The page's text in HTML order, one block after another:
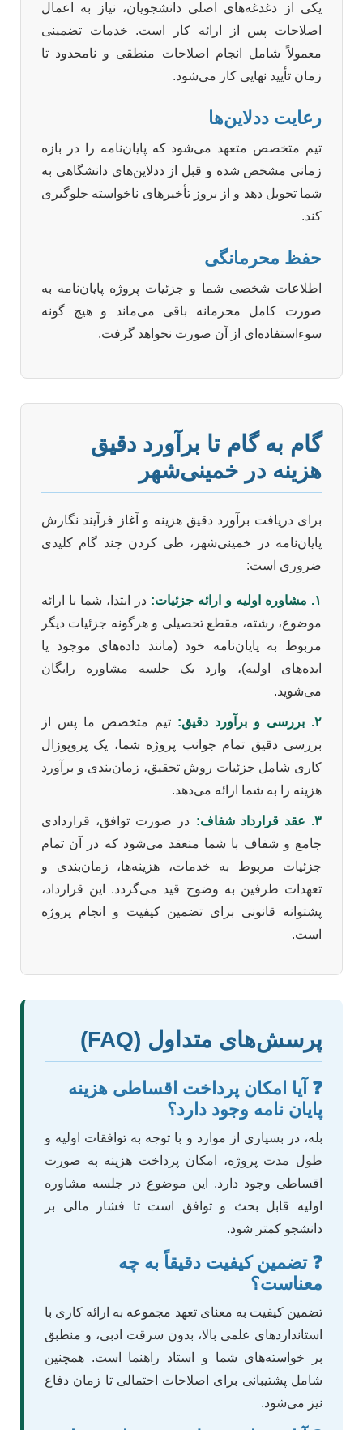
یکی از دغدغه‌های اصلی دانشجویان، نیاز به اعمال
اصلاحات پس از ارائه کار است. خدمات تضمینی
معمولاً شامل انجام اصلاحات منطقی و نامحدود تا
زمان تأیید نهایی کار می‌شود.
رعایت ددلاین‌ها
تیم متخصص متعهد می‌شود که پایان‌نامه را در بازه
زمانی مشخص شده و قبل از ددلاین‌های دانشگاهی به
شما تحویل دهد و از بروز تأخیرهای ناخواسته جلوگیری
کند.
حفظ محرمانگی
اطلاعات شخصی شما و جزئیات پروژه پایان‌نامه به
صورت کامل محرمانه باقی می‌ماند و هیچ گونه
سوءاستفاده‌ای از آن صورت نخواهد گرفت.
گام به گام تا برآورد دقیق
هزینه در خمینی‌شهر
برای دریافت برآورد دقیق هزینه و آغاز فرآیند نگارش
پایان‌نامه در خمینی‌شهر، طی کردن چند گام کلیدی
ضروری است:
۱. مشاوره اولیه و ارائه جزئیات:
در ابتدا، شما با ارائه
موضوع، رشته، مقطع تحصیلی و هرگونه جزئیات دیگر
مربوط به پایان‌نامه خود (مانند داده‌های موجود یا
ایده‌های اولیه)، وارد یک جلسه مشاوره رایگان
می‌شوید.
۲. بررسی و برآورد دقیق:
تیم متخصص ما پس از
بررسی دقیق تمام جوانب پروژه شما، یک پروپوزال
کاری شامل جزئیات روش تحقیق، زمان‌بندی و برآورد
هزینه را به شما ارائه می‌دهد.
۳. عقد قرارداد شفاف:
در صورت توافق، قراردادی
جامع و شفاف با شما منعقد می‌شود که در آن تمام
جزئیات مربوط به خدمات، هزینه‌ها، زمان‌بندی و
تعهدات طرفین به وضوح قید می‌گردد. این قرارداد،
پشتوانه قانونی برای تضمین کیفیت و انجام پروژه
است.
پرسش‌های متداول (FAQ)
❓ آیا امکان پرداخت اقساطی هزینه
پایان نامه وجود دارد؟
بله، در بسیاری از موارد و با توجه به توافقات اولیه و
طول مدت پروژه، امکان پرداخت هزینه به صورت
اقساطی وجود دارد. این موضوع در جلسه مشاوره
اولیه قابل بحث و توافق است تا فشار مالی بر
دانشجو کمتر شود.
❓ تضمین کیفیت دقیقاً به چه
معناست؟
تضمین کیفیت به معنای تعهد مجموعه به ارائه کاری با
استانداردهای علمی بالا، بدون سرقت ادبی، و منطبق
بر خواسته‌های شما و استاد راهنما است. همچنین
شامل پشتیبانی برای اصلاحات احتمالی تا زمان دفاع
نیز می‌شود.